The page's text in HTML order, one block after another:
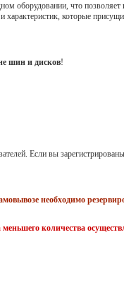
оборудовании, что позволяет
характеристик, которые
шин и дисков!
Если вы
необходимо
количества